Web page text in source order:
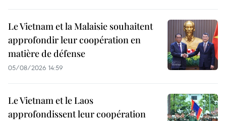
Le Vietnam et la Malaisie souhaitent
approfondir leur coopération en
matière de défense
05/08/2026 14:59
Le Vietnam et le Laos
approfondissent leur coopération